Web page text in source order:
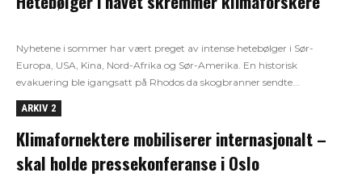
Nyhetene i sommer har vært preget av intense hetebølger i Sør-
Europa, USA, Kina, Nord-Afrika og Sør-Amerika. En historisk
evakuering ble igangsatt på Rhodos da skogbranner sendte...
ARKIV 2
Klimafornektere mobiliserer internasjonalt –
skal holde pressekonferanse i Oslo